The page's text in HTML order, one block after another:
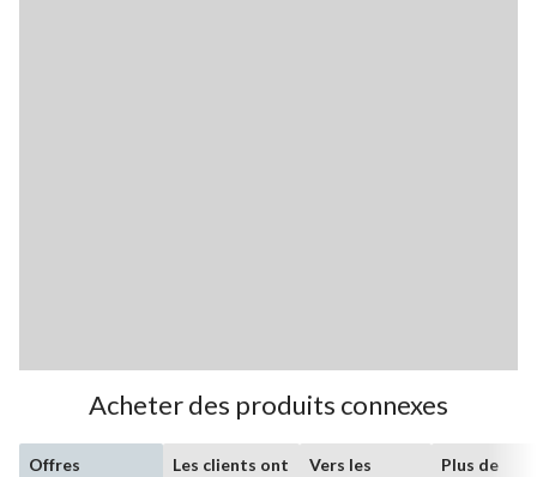
Acheter des produits connexes
Offres
Les clients ont
Vers les
Plus de